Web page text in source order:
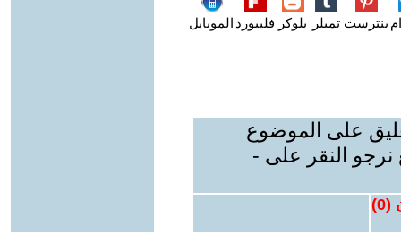
بنترست تمبلر بلوكر فليبورد الموبايل
على الموضوع
نرجو النقر على -
(
0
)